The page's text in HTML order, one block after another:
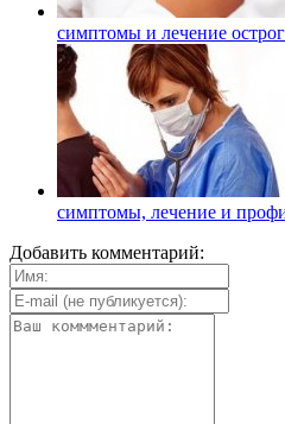
симптомы и лечение
симптомы, лечение и
Добавить комментарий: